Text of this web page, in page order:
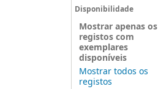
Disponibilidade
Mostrar apenas os
registos com
exemplares
disponíveis
Mostrar todos os
registos